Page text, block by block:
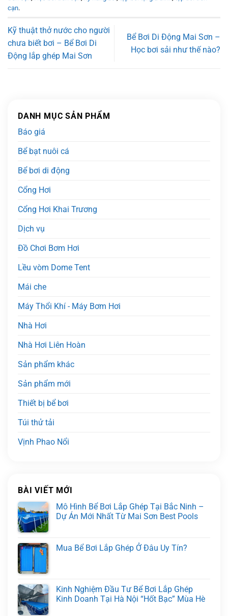
cạn.
Kỹ thuật thở nước cho người
chưa biết bơi – Bể Bơi Di
Động lắp ghép Mai Sơn
Bể Bơi Di Động Mai Sơn –
Học bơi sải như thế nào?
DANH MỤC SẢN PHẨM
Báo giá
Bể bạt nuôi cá
Bể bơi di động
Cổng Hơi
Cổng Hơi Khai Trương
Dịch vụ
Đồ Chơi Bơm Hơi
Lều vòm Dome Tent
Mái che
Máy Thổi Khí - Máy Bơm Hơi
Nhà Hơi
Nhà Hơi Liên Hoàn
Sản phẩm khác
Sản phẩm mới
Thiết bị bể bơi
Túi thử tải
Vịnh Phao Nổi
BÀI VIẾT MỚI
Mô Hình Bể Bơi Lắp Ghép Tại Bắc Ninh –
Dự Án Mới Nhất Từ Mai Sơn Best Pools
Mua Bể Bơi Lắp Ghép Ở Đâu Uy Tín?
Kinh Nghiệm Đầu Tư Bể Bơi Lắp Ghép
Kinh Doanh Tại Hà Nội “Hốt Bạc” Mùa Hè